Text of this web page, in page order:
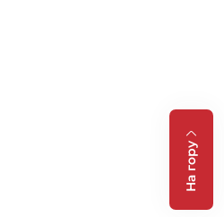
На гору